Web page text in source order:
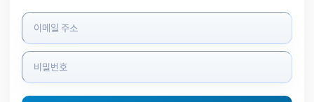
로그인 정보 입력